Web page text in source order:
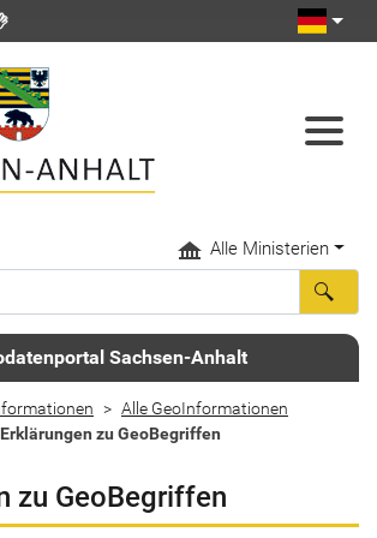
Alle Ministerien
Sachsen-Anhalt
Alle GeoInformationen
Erklärungen zu GeoBegriffen
zu GeoBegriffen